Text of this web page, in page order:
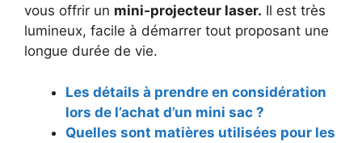
vous offrir un mini-projecteur laser. Il est très
lumineux, facile à démarrer tout proposant une
longue durée de vie.
Les détails à prendre en considération
lors de l’achat d’un mini sac ?
Quelles sont matières utilisées pour les